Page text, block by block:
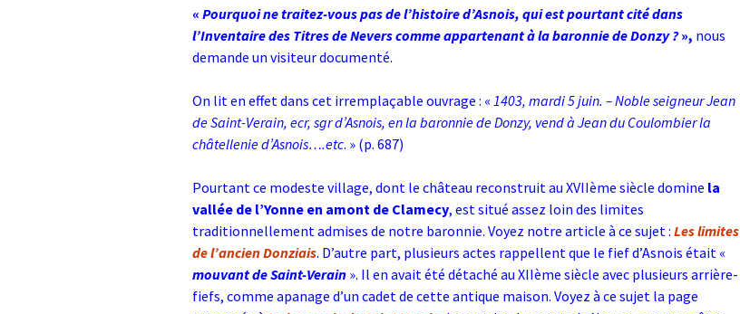
« Pourquoi ne traitez-vous pas de l’histoire d’Asnois, qui est pourtant cité dans
l’Inventaire des Titres de Nevers comme appartenant à la baronnie de Donzy ?», nous
demande un visiteur documenté.
On lit en effet dans cet irremplaçable ouvrage : « 1403, mardi 5 juin. – Noble seigneur Jean
de Saint-Verain, ecr, sgr d’Asnois, en la baronnie de Donzy, vend à Jean du Coulombier la
châtellenie d’Asnois….etc. » (p. 687)
Pourtant ce modeste village, dont le château reconstruit au XVIIème siècle domine la
vallée de l’Yonne en amont de Clamecy, est situé assez loin des limites
traditionnellement admises de notre baronnie. Voyez notre article à ce sujet : Les limites
de l’ancien Donziais. D’autre part, plusieurs actes rappellent que le fief d’Asnois était «
mouvant de Saint-Verain ». Il en avait été détaché au XIIème siècle avec plusieurs arrière-
fiefs, comme apanage d’un cadet de cette antique maison. Voyez à ce sujet la page